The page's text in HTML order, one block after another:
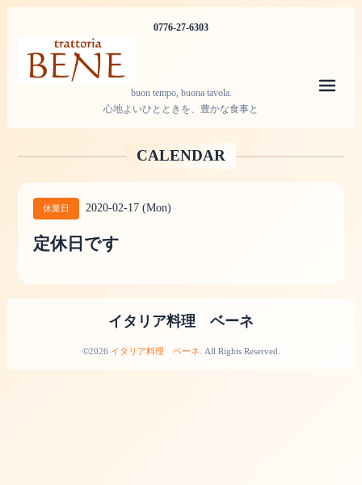
0776-27-6303
buon tempo, buona tavola.
心地よいひとときを、豊かな食事と
CALENDAR
休業日 2020-02-17 (Mon)
定休日です
イタリア料理 ベーネ
©2026 イタリア料理 ベーネ . All Rights Reserved.